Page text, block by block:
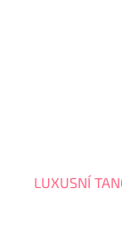
LUXUSNÍ